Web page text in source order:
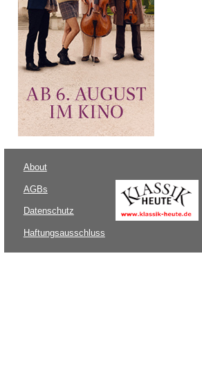
About
AGBs
Datenschutz
Haftungsausschluss